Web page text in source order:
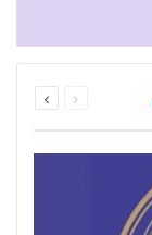
صفحه